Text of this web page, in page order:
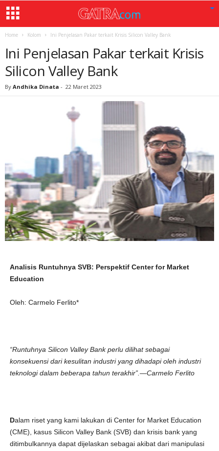
Home Kolom Ini Penjelasan Pakar terkait Krisis Silicon Valley Bank
Ini Penjelasan Pakar terkait Krisis
Silicon Valley Bank
By Andhika Dinata - 22 Maret 2023
Analisis Runtuhnya SVB: Perspektif Center for Market
Education
Oleh: Carmelo Ferlito*
“Runtuhnya Silicon Valley Bank perlu dilihat sebagai
konsekuensi dari kesulitan industri yang dihadapi oleh industri
teknologi dalam beberapa tahun terakhir”.—Carmelo Ferlito
Dalam riset yang kami lakukan di Center for Market Education
(CME), kasus Silicon Valley Bank (SVB) dan krisis bank yang
ditimbulkannya dapat dijelaskan sebagai akibat dari manipulasi